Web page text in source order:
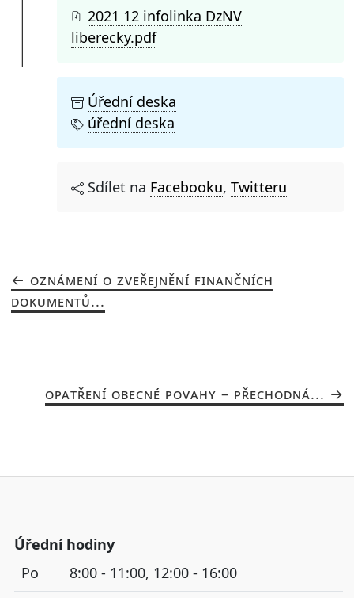
2021 12 infolinka DzNV
liberecky.pdf
Úřední deska
úřední deska
Sdílet na Facebooku, Twitteru
OZNÁMENÍ O ZVEŘEJNĚNÍ FINANČNÍCH
DOKUMENTŮ...
OPATŘENÍ OBECNÉ POVAHY – PŘECHODNÁ...
Úřední hodiny
Po
8:00 - 11:00, 12:00 - 16:00